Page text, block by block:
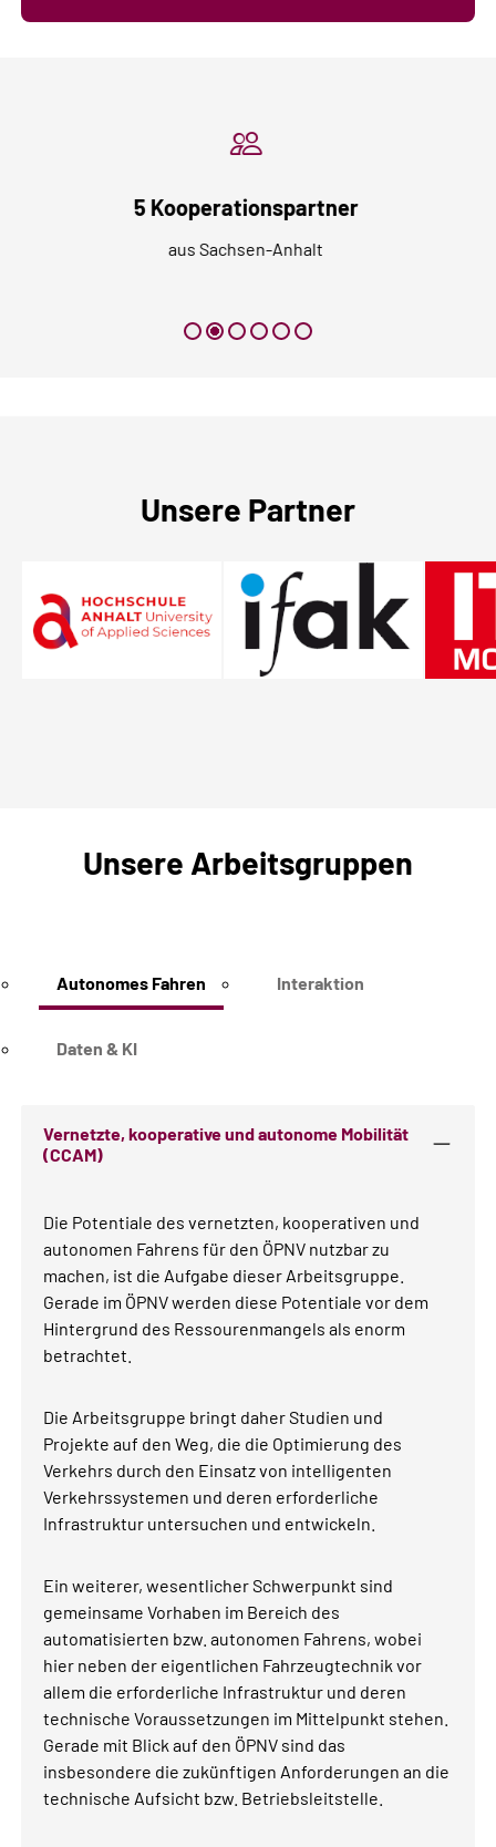
5 Kooperationspartner
aus Sachsen-Anhalt
Unsere Partner
Unsere Arbeitsgruppen
Autonomes Fahren Interaktion
Daten & KI
Vernetzte, kooperative und autonome Mobilität
(CCAM)
Die Potentiale des vernetzten, kooperativen und
autonomen Fahrens für den ÖPNV nutzbar zu
machen, ist die Aufgabe dieser Arbeitsgruppe.
Gerade im ÖPNV werden diese Potentiale vor dem
Hintergrund des Ressourenmangels als enorm
betrachtet.
Die Arbeitsgruppe bringt daher Studien und
Projekte auf den Weg, die die Optimierung des
Verkehrs durch den Einsatz von intelligenten
Verkehrssystemen und deren erforderliche
Infrastruktur untersuchen und entwickeln.
Ein weiterer, wesentlicher Schwerpunkt sind
gemeinsame Vorhaben im Bereich des
automatisierten bzw. autonomen Fahrens, wobei
hier neben der eigentlichen Fahrzeugtechnik vor
allem die erforderliche Infrastruktur und deren
technische Voraussetzungen im Mittelpunkt stehen.
Gerade mit Blick auf den ÖPNV sind das
insbesondere die zukünftigen Anforderungen an die
technische Aufsicht bzw. Betriebsleitstelle.